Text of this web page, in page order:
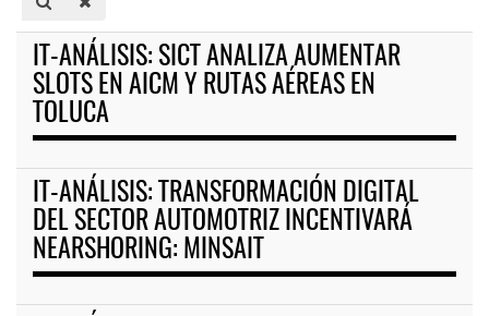
IT-ANÁLISIS: SICT ANALIZA AUMENTAR
SLOTS EN AICM Y RUTAS AÉREAS EN
TOLUCA
IT-ANÁLISIS: TRANSFORMACIÓN DIGITAL
DEL SECTOR AUTOMOTRIZ INCENTIVARÁ
NEARSHORING: MINSAIT